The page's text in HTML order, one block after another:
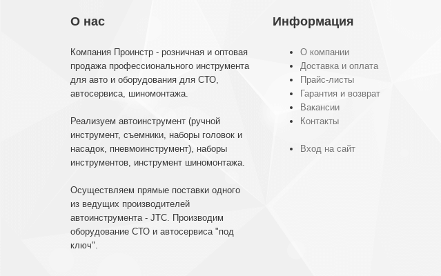
О нас
Компания Проинстр - розничная и оптовая
продажа профессионального инструмента
для авто и оборудования для СТО,
автосервиса, шиномонтажа.
Реализуем автоинструмент (ручной
инструмент, съемники, наборы головок и
насадок, пневмоинструмент), наборы
инструментов, инструмент шиномонтажа.
Осуществляем прямые поставки одного
из ведущих производителей
автоинструмента - JTC. Производим
оборудование СТО и автосервиса "под
ключ".
Информация
О компании
Доставка и оплата
Прайс-листы
Гарантия и возврат
Вакансии
Контакты
Вход на сайт